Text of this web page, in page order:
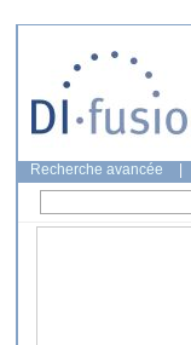
Recherche avancée